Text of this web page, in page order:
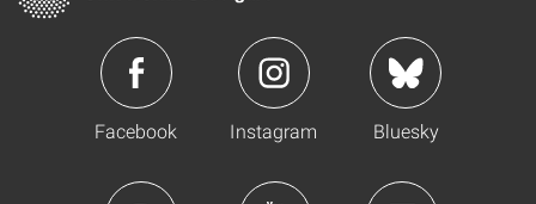
Facebook Instagram Bluesky